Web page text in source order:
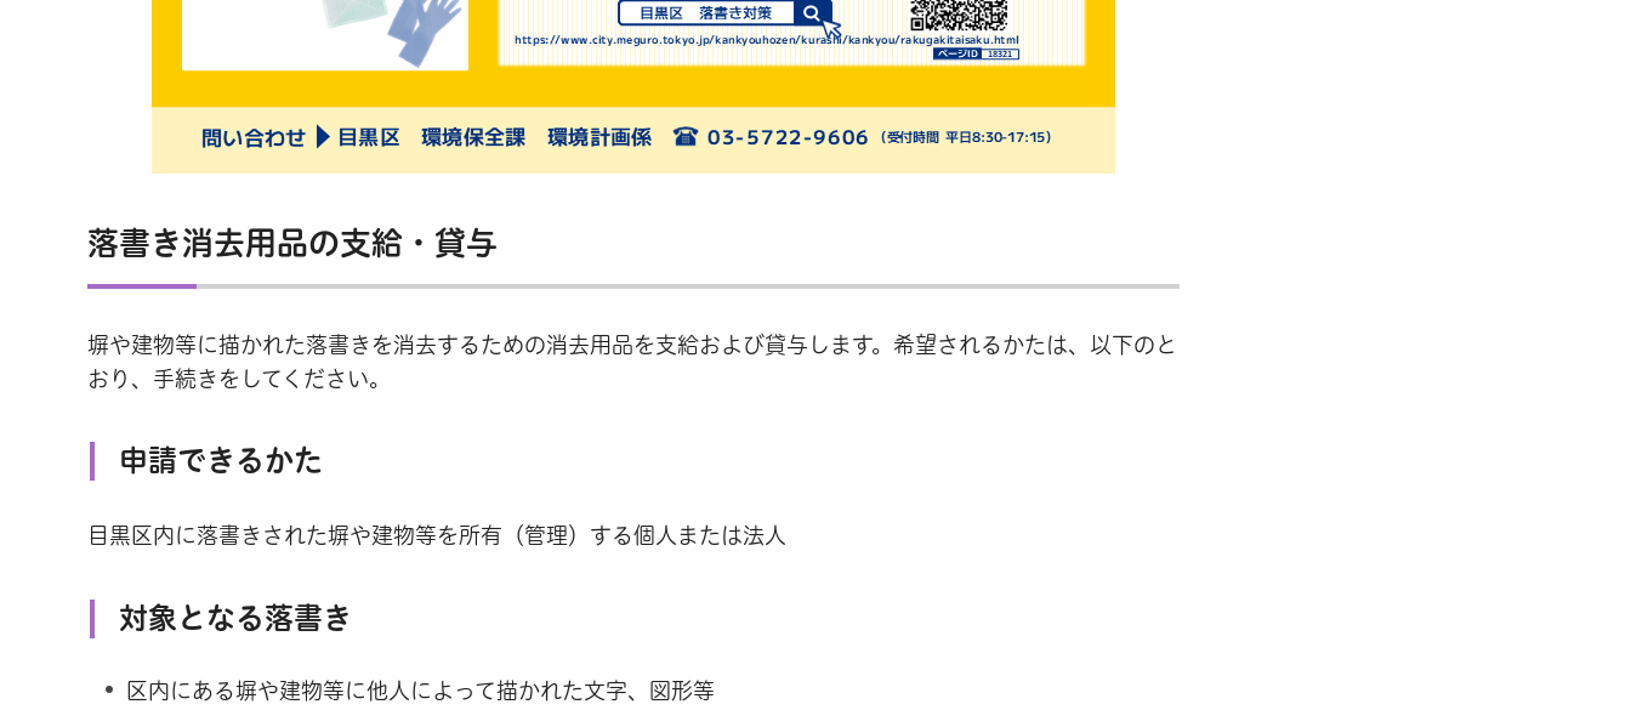
落書き消去用品の支給・貸与
塀や建物等に描かれた落書きを消去するための消去用品を支給および貸与します。希望されるかたは、以下のと
おり、手続きをしてください。
申請できるかた
目黒区内に落書きされた塀や建物等を所有（管理）する個人または法人
対象となる落書き
区内にある塀や建物等に他人によって描かれた文字、図形等